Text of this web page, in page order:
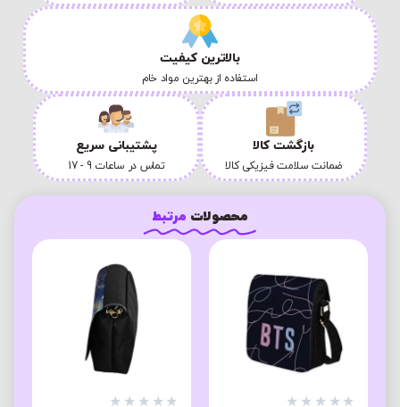
بالاترین کیفیت
استفاده از بهترین مواد خام
بازگشت کالا
ضمانت سلامت فیزیکی کالا
پشتیبانی سریع
تماس در ساعات 9 - 17
محصولات مرتبط